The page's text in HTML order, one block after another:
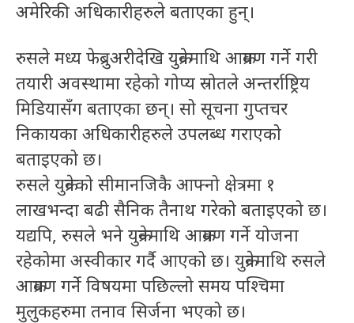
अमेरिकी अधिकारीहरुले बताएका हुन्।
रुसले मध्य फेब्रुअरीदेखि युक्रेनमाथि आक्रमण गर्ने गरी
तयारी अवस्थामा रहेको गोप्य स्रोतले अन्तर्राष्ट्रिय
मिडियासँग बताएका छन्। सो सूचना गुप्तचर
निकायका अधिकारीहरुले उपलब्ध गराएको
बताइएको छ।
रुसले युक्रेनको सीमानजिकै आफ्नो क्षेत्रमा १
लाखभन्दा बढी सैनिक तैनाथ गरेको बताइएको छ।
यद्यपि, रुसले भने युक्रेनमाथि आक्रमण गर्ने योजना
रहेकोमा अस्वीकार गर्दै आएको छ। युक्रेनमाथि रुसले
आक्रमण गर्ने विषयमा पछिल्लो समय पश्चिमा
मुलुकहरुमा तनाव सिर्जना भएको छ।